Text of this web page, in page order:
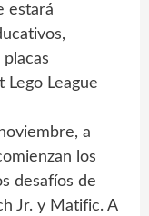
estará
Lego League
a
los
desafíos de
Jr. y Matific. A